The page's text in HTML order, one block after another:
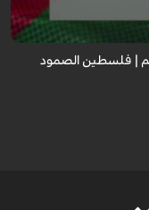
| فلسطين الصمود